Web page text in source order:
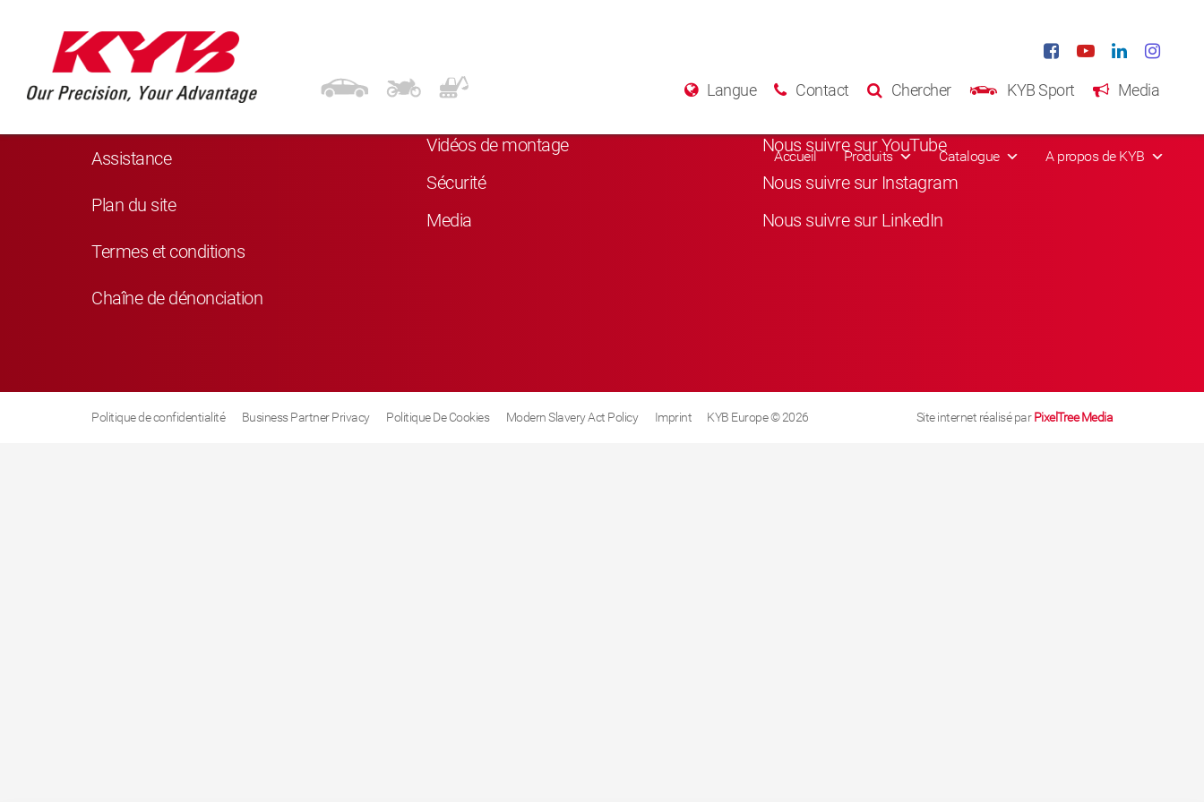
Langue Contact Chercher KYB Sport Media
Accueil Produits Catalogue A propos de KYB
Navigation
Assistance
Plan du site
Termes et conditions
Chaîne de dénonciation
Vidéos de montage
Sécurité
Media
Nous suivre sur YouTube
Nous suivre sur Instagram
Nous suivre sur LinkedIn
Politique de confidentialité Business Partner Privacy Politique De Cookies Modern Slavery Act Policy Imprint KYB Europe © 2026 Site internet réalisé parPixelTree Media